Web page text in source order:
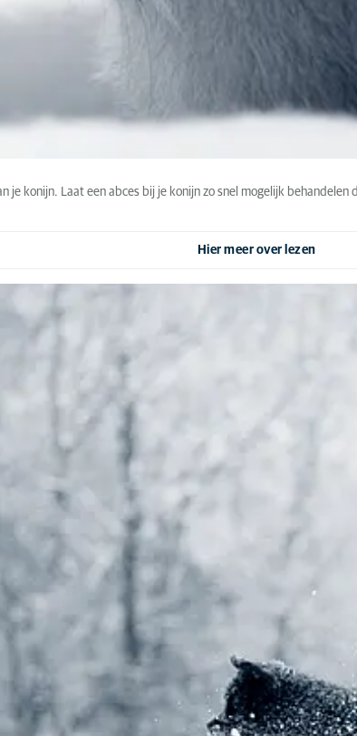
je konijn. Laat een abces bij je konijn zo snel mogelijk behandelen
Hier meer over lezen